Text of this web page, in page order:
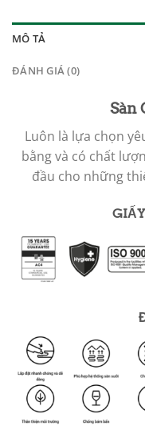
MÔ TẢ
ĐÁNH GIÁ (0)
Sàn
Luôn là lựa chọn
bằng và có chất
đầu cho những